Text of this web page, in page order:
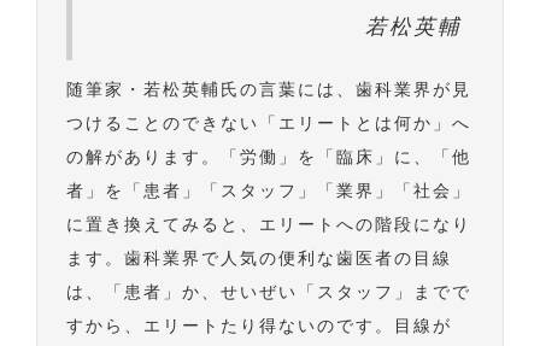
若松英輔
随筆家・若松英輔氏の言葉には、歯科業界が見
つけることのできない「エリートとは何か」へ
の解があります。「労働」を「臨床」に、「他
者」を「患者」「スタッフ」「業界」「社会」
に置き換えてみると、エリートへの階段になり
ます。歯科業界で人気の便利な歯医者の目線
は、「患者」か、せいぜい「スタッフ」までで
すから、エリートたり得ないのです。目線が